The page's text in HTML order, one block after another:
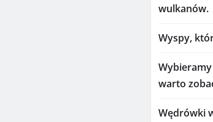
wulkanów.
Wyspy,
warto
Wędrówki